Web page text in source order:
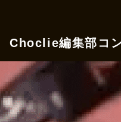
Choclie編集部コ